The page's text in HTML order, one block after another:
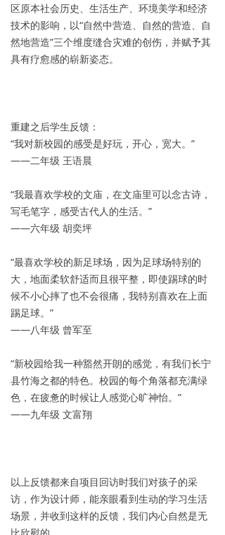
区原本社会历史、生活生产、环境美学和经济
技术的影响，以“自然中营造、自然的营造、自
然地营造”三个维度缝合灾难的创伤，并赋予其
具有疗愈感的崭新姿态。
重建之后学生反馈：
“我对新校园的感受是好玩，开心，宽大。”
——二年级 王语晨
“我最喜欢学校的文庙，在文庙里可以念古诗，
写毛笔字，感受古代人的生活。”
——六年级 胡奕坪
“最喜欢学校的新足球场，因为足球场特别的
大，地面柔软舒适而且很平整，即使踢球的时
候不小心摔了也不会很痛，我特别喜欢在上面
踢足球。”
——八年级 曾军至
“新校园给我一种豁然开朗的感觉，有我们长宁
县竹海之都的特色。校园的每个角落都充满绿
色，在疲惫的时候让人感觉心旷神怡。”
——九年级 文富翔
以上反馈都来自项目回访时我们对孩子的采
访，作为设计师，能亲眼看到生动的学习生活
场景，并收到这样的反馈，我们内心自然是无